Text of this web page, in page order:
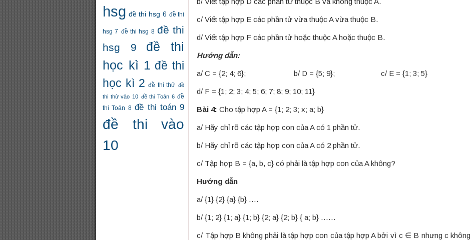
hsg đề thi hsg 6 đề thi
hsg 7 đề thi hsg 8 đề thi
hsg 9
đề thi
học kì 1 đề thi
học kì 2 đề thi thử đề
thi thử vào 10 đề thi Toán 6 đề
thi Toán 8 đề thi toán 9
đề thi vào
10
c/ Viết tập hợp E các phần tử vừa thuộc A vừa thuộc B.
d/ Viết tập hợp F các phần tử hoặc thuộc A hoặc thuộc B.
Hướng dẫn:
a/ C = {2; 4; 6}; b/ D = {5; 9}; c/ E = {1; 3; 5}
d/ F = {1; 2; 3; 4; 5; 6; 7; 8; 9; 10; 11}
Bài 4: Cho tập hợp A = {1; 2; 3; x; a; b}
a/ Hãy chỉ rõ các tập hợp con của A có 1 phần tử.
b/ Hãy chỉ rõ các tập hợp con của A có 2 phần tử.
c/ Tập hợp B = {a, b, c} có phải là tập hợp con của A không?
Hướng dẫn
a/ {1} {2} {a} {b} ….
b/ {1; 2} {1; a} {1; b} {2; a} {2; b} { a; b} ……
c/ Tập hợp B không phải là tập hợp con của tập hợp A bởi vì c ∈ B nhưng c không